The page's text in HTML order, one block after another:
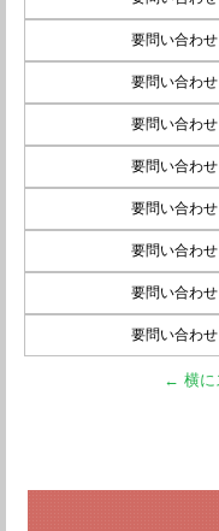
要問い合わせ
要問い合わせ
要問い合わせ
要問い合わせ
要問い合わせ
要問い合わせ
要問い合わせ
要問い合わせ